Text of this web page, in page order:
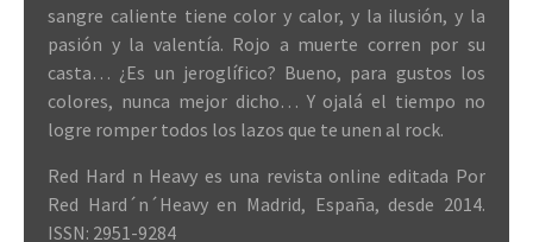
sangre caliente tiene color y calor, y la ilusión, y la
pasión y la valentía. Rojo a muerte corren por su
casta… ¿Es un jeroglífico? Bueno, para gustos los
colores, nunca mejor dicho… Y ojalá el tiempo no
logre romper todos los lazos que te unen al rock.
Red Hard n Heavy es una revista online editada Por
Red Hard´n´Heavy en Madrid, España, desde 2014.
ISSN: 2951-9284